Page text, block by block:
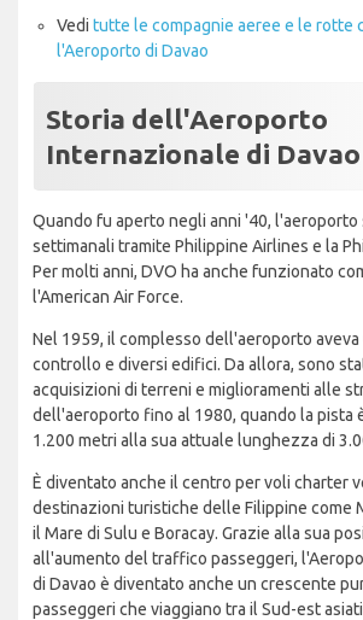
Vedi tutte le compagnie aeree e le rotte
l'Aeroporto di Davao
Storia dell'Aeroporto
Internazionale di Davao
Quando fu aperto negli anni '40, l'aeroporto
settimanali tramite Philippine Airlines e la
Per molti anni, DVO ha anche funzionato
l'American Air Force.
Nel 1959, il complesso dell'aeroporto
controllo e diversi edifici. Da allora, sono
acquisizioni di terreni e miglioramenti alle
dell'aeroporto fino al 1980, quando la pista
1.200 metri alla sua attuale lunghezza di
È diventato anche il centro per voli charter
destinazioni turistiche delle Filippine come
il Mare di Sulu e Boracay. Grazie alla sua
all'aumento del traffico passeggeri,
di Davao è diventato anche un crescente
passeggeri che viaggiano tra il Sud-est